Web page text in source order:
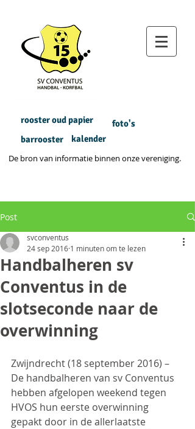
rooster oud papier
barrooster
foto's
kalender
De bron van informatie binnen onze vereniging.
Post
Handbalheren sv
Conventus in de
slotseconde naar de
overwinning
svconventus
24 sep 2016 1 minuten om te lezen
Zwijndrecht (18 september 2016) –
De handbalheren van sv Conventus
hebben afgelopen weekend tegen
HVOS hun eerste overwinning
gepakt door in de allerlaatste